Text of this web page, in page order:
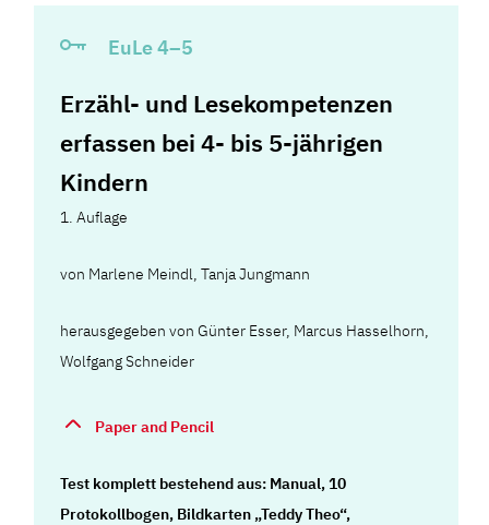
EuLe 4–5
Erzähl- und Lesekompetenzen
erfassen bei 4- bis 5-jährigen
Kindern
1. Auflage
von Marlene Meindl,Tanja Jungmann
herausgegeben von Günter Esser, Marcus Hasselhorn,
Wolfgang Schneider
Paper and Pencil
Test komplett bestehend aus: Manual, 10
Protokollbogen, Bildkarten „Teddy Theo“,